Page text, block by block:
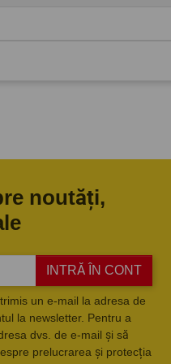
noutăți,
INTRĂ ÎN CONT
un e-mail la adresa de
la newsletter. Pentru a
dvs. de e-mail și să
prelucrarea și protecția